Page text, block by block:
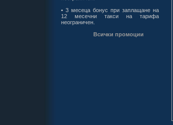
• 3 месеца бонус при заплащане на
12 месечни такси на тарифа
неограничен.
Всички промоции